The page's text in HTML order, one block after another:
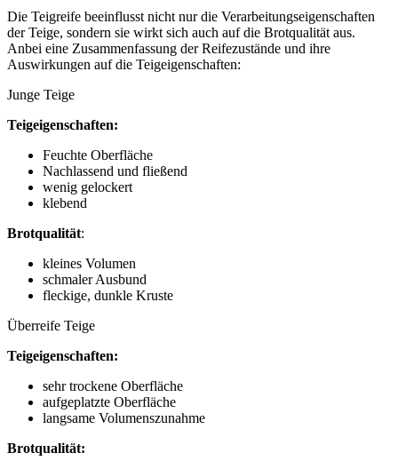
Die Teigreife beeinflusst nicht nur die Verarbeitungseigenschaften
der Teige, sondern sie wirkt sich auch auf die Brotqualität aus.
Anbei eine Zusammenfassung der Reifezustände und ihre
Auswirkungen auf die Teigeigenschaften:
Junge Teige
Teigeigenschaften:
Feuchte Oberfläche
Nachlassend und fließend
wenig gelockert
klebend
Brotqualität:
kleines Volumen
schmaler Ausbund
fleckige, dunkle Kruste
Überreife Teige
Teigeigenschaften:
sehr trockene Oberfläche
aufgeplatzte Oberfläche
langsame Volumenszunahme
Brotqualität: